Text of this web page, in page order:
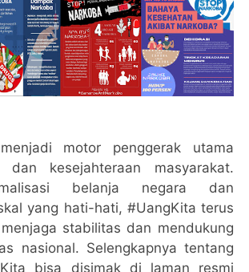
motor penggerak utama
dan kesejahteraan masyarakat.
belanja negara dan
yang hati-hati, #UangKita terus
stabilitas dan mendukung
nasional. Selengkapnya tentang
bisa disimak di laman resmi